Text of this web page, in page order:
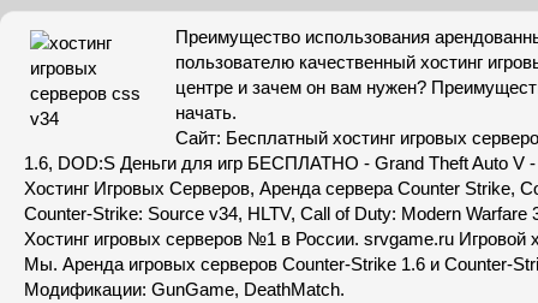
Преимущество использования
пользователю качественный хостинг
центре и зачем он вам нужен?
начать.
Сайт: Бесплатный хостинг игровых
1.6, DOD:S Деньги для игр БЕСПЛАТНО - Grand Theft Auto V
Хостинг Игровых Серверов, Аренда сервера Сounter Strike,
Counter-Strike: Source v34, HLTV, Call of Duty: Modern Warfare
Хостинг игровых серверов №1 в России. srvgame.ru Игровой
Мы. Аренда игровых серверов Counter-Strike 1.6 и Counter-
Модификации: GunGame, DeathMatch.